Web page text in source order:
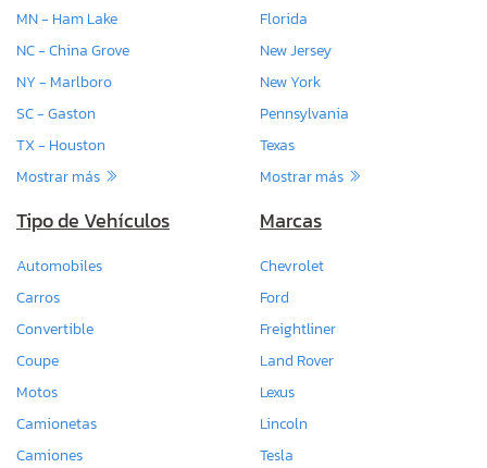
MN - Ham Lake
NC - China Grove
NY - Marlboro
SC - Gaston
TX - Houston
Mostrar más
Florida
New Jersey
New York
Pennsylvania
Texas
Mostrar más
Tipo de Vehículos
Automobiles
Carros
Convertible
Coupe
Motos
Camionetas
Camiones
Marcas
Chevrolet
Ford
Freightliner
Land Rover
Lexus
Lincoln
Tesla